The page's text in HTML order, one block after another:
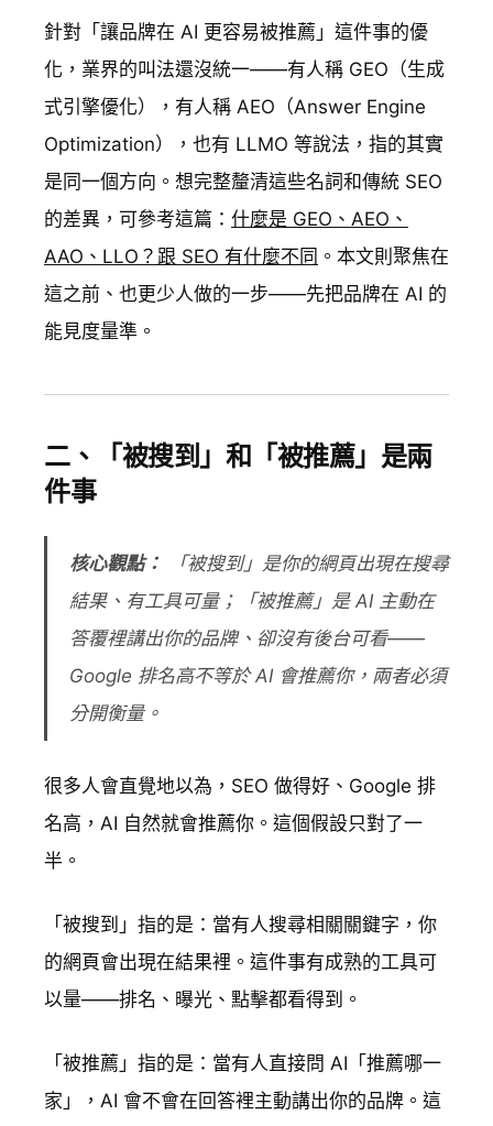
針對「讓品牌在 AI 更容易被推薦」這件事的優
化，業界的叫法還沒統一——有人稱 GEO（生成
式引擎優化），有人稱 AEO（Answer Engine
Optimization），也有 LLMO 等說法，指的其實
是同一個方向。想完整釐清這些名詞和傳統 SEO
的差異，可參考這篇： 什麼是 GEO、AEO、
AAO、LLO？跟 SEO 有什麼不同 。本文則聚焦在
這之前、也更少人做的一步——先把品牌在 AI 的
能見度量準。
二、「被搜到」和「被推薦」是兩
件事
核心觀點：
「被搜到」是你的網頁出現在搜尋
結果、有工具可量；「被推薦」是 AI 主動在
答覆裡講出你的品牌、卻沒有後台可看——
Google 排名高不等於 AI 會推薦你，兩者必須
分開衡量。
很多人會直覺地以為，SEO 做得好、Google 排
名高，AI 自然就會推薦你。這個假設只對了一
半。
「被搜到」指的是：當有人搜尋相關關鍵字，你
的網頁會出現在結果裡。這件事有成熟的工具可
以量——排名、曝光、點擊都看得到。
「被推薦」指的是：當有人直接問 AI「推薦哪一
家」，AI 會不會在回答裡主動講出你的品牌。這